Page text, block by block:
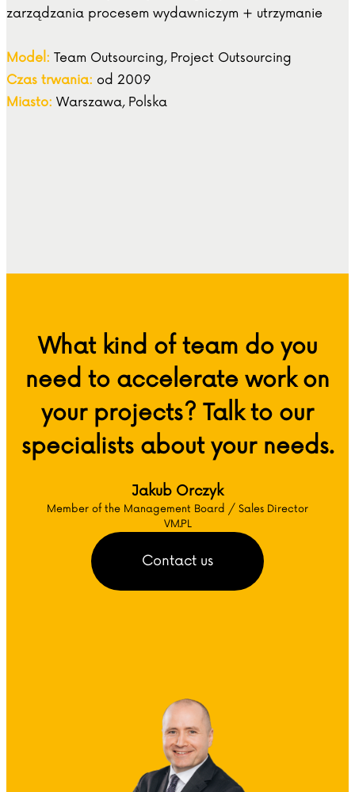
zarządzania procesem wydawniczym + utrzymanie
Model: Team Outsourcing, Project Outsourcing
Czas trwania: od 2009
Miasto: Warszawa, Polska
What kind of team do you
need to accelerate work on
your projects? Talk to our
specialists about your needs.
Jakub Orczyk
Member of the Management Board / Sales Director
VM.PL
Contact us